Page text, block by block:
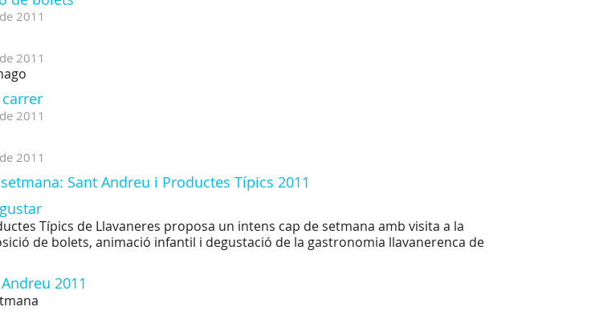
de 2011
de 2011
de 2011
de 2011
Sant Andreu i Productes Típics 2011
Típics de Llavaneres proposa un intens cap de setmana amb visita a la
de bolets, animació infantil i degustació de la gastronomia llavanerenca de
2011